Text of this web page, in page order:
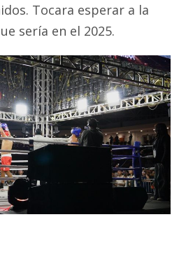
Tocara esperar a la
sería en el 2025.